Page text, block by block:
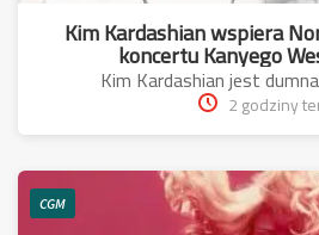
Kim Kardashian wspiera
koncertu Kanyego
Kim Kardashian jest
2 godziny
CGM